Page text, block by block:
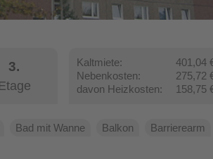
3.
Etage
Kaltmiete:
401,04
Nebenkosten:
275,72
davon Heizkosten:
158,75
Bad mit Wanne Balkon Barrierearm